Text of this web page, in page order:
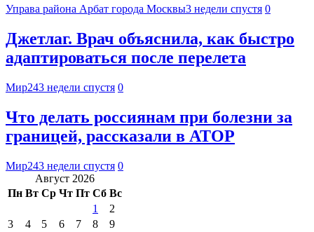
Управа района Арбат города Москвы3 недели спустя 0
Джетлаг. Врач объяснила, как быстро
адаптироваться после перелета
Мир243 недели спустя 0
Что делать россиянам при болезни за
границей, рассказали в АТОР
Мир243 недели спустя 0
Август 2026
Пн Вт Ср Чт Пт Сб Вс
1
2
3
4 5 6 7 8
9